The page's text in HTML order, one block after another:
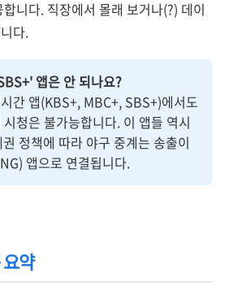
니다. 직장에서 몰래 보거나(?) 데이
다.
앱은 안 되나요?
간 앱(KBS+, MBC+, SBS+)에서도
청은 불가능합니다. 이 앱들 역시
정책에 따라 야구 중계는 송출이
앱으로 연결됩니다.
요약